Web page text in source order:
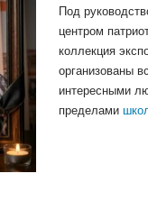
Под
центром
коллекция
организованы
интересными
пределами